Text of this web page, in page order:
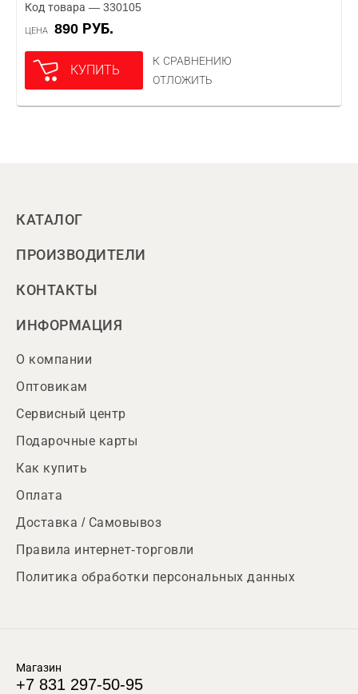
Код товара — 330105
ЦЕНА 890 РУБ.
КУПИТЬ
К СРАВНЕНИЮ
ОТЛОЖИТЬ
КАТАЛОГ
ПРОИЗВОДИТЕЛИ
КОНТАКТЫ
ИНФОРМАЦИЯ
О компании
Оптовикам
Сервисный центр
Подарочные карты
Как купить
Оплата
Доставка / Самовывоз
Правила интернет-торговли
Политика обработки персональных данных
Магазин
+7 831 297-50-95